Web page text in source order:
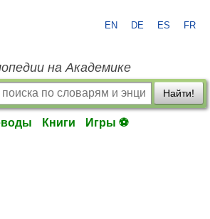
EN DE ES FR
на Академике
Найти!
Книги Игры ⚽